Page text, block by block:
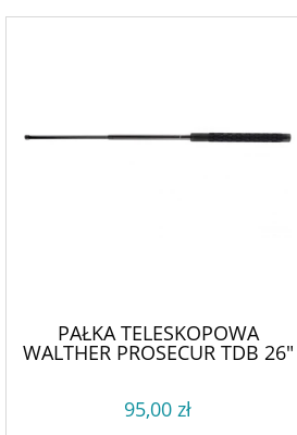
PAŁKA TELESKOPOWA
WALTHER PROSECUR TDB 26"
95,00 zł